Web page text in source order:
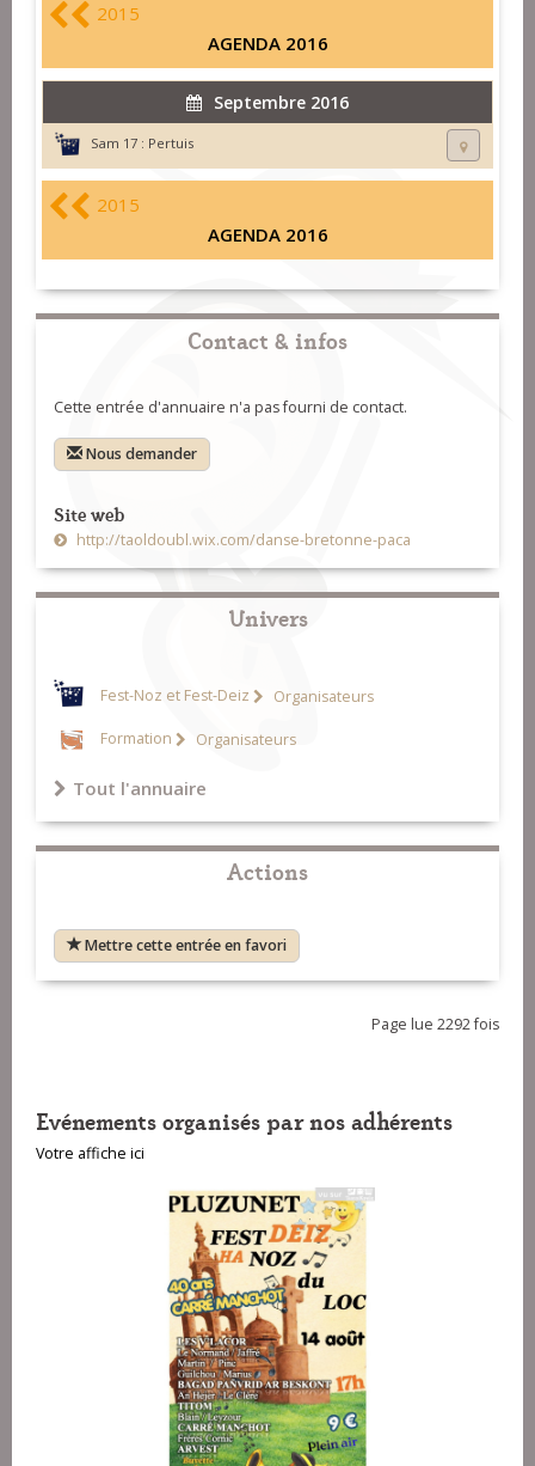
2015
AGENDA 2016
Septembre 2016
Sam 17 : Pertuis
2015
AGENDA 2016
Contact & infos
Cette entrée d'annuaire n'a pas fourni de contact.
Nous demander
Site web
http://taoldoubl.wix.com/danse-bretonne-paca
Univers
Fest-Noz et Fest-Deiz Organisateurs
Formation Organisateurs
Tout l'annuaire
Actions
Mettre cette entrée en favori
Page lue 2292 fois
Evénements organisés par nos adhérents
Votre affiche ici